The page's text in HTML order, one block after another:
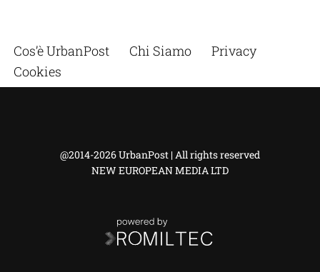
Cos’è UrbanPost Chi Siamo
Privacy
Cookies
@2014-2026 UrbanPost | All rights reserved
NEW EUROPEAN MEDIA LTD